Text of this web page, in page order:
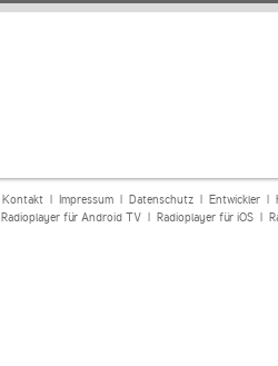
Kontakt| Impressum| Datenschutz| Entwickler|
Radioplayer für Android TV| Radioplayer für iOS|